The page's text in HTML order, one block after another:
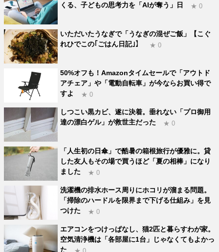
くる、子どもの思考力を「AIが奪う」日
★ 0
いただいたうなぎで「うなぎの混ぜご飯」【こぐ
れひでこの｢ごはん日記｣】
★ 0
50%オフも！Amazonタイムセールで「アウトド
アチェア」や「電動自転車」が今ならお買い得で
すよ
★ 0
しつこい黒カビ、遂に決着。垂れない「プロ御用
達の漂白ゲル」が救世主だった
★ 0
「人生初の日傘」で酷暑の箱根旅行が優雅に。貸
した友人もその場で買うほど「夏の相棒」になり
ました
★ 0
洗濯機の排水ホース周りにホコリが溜まる問題。
「掃除のハードルを限界まで下げる仕組み」を見
つけた
★ 0
エアコンをつけっぱなし、猫2匹と暮らすわが家。
空気清浄機は「各部屋に1台」じゃなくてもよかっ
た